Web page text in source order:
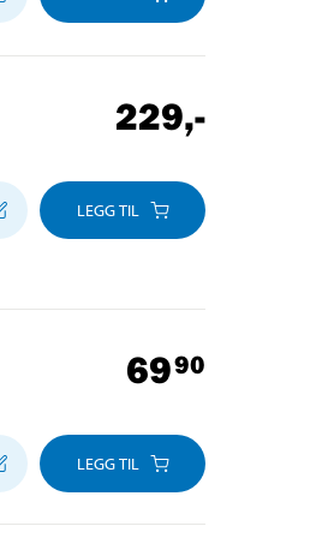
229,-
LEGG TIL
6990
LEGG TIL